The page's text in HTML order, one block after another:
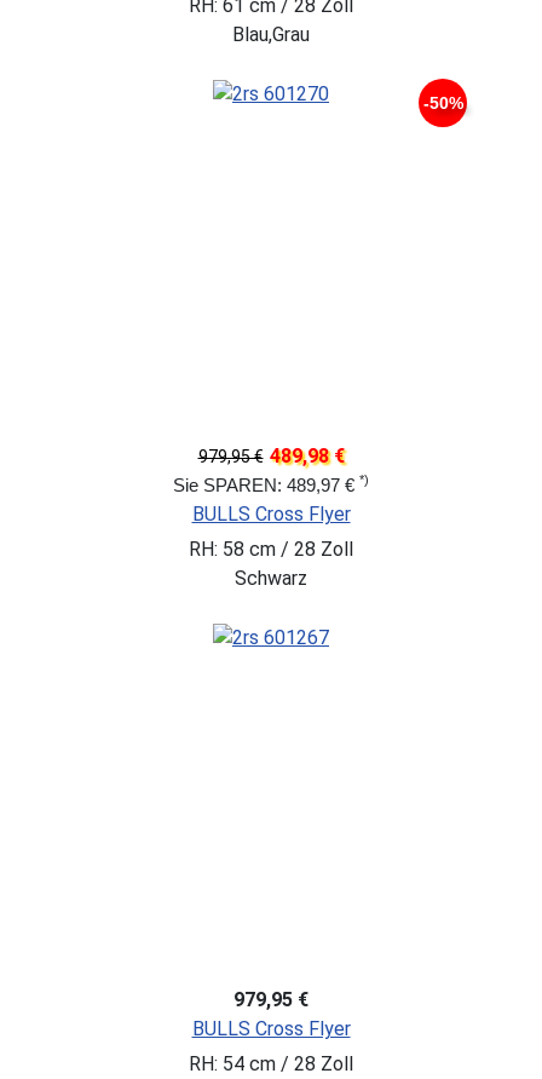
RH: 61 cm / 28 Zoll
Blau,Grau
-50%
979,95 € 489,98 €
Sie SPAREN: 489,97 € *)
BULLS Cross Flyer
RH: 58 cm / 28 Zoll
Schwarz
979,95 €
BULLS Cross Flyer
RH: 54 cm / 28 Zoll